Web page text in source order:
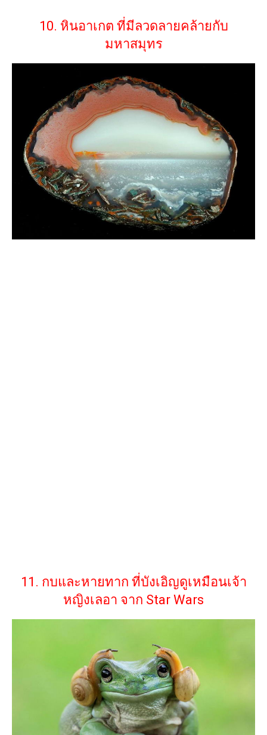
10. หินอาเกต ที่มีลวดลายคล้ายกับ
มหาสมุทร
11. กบและหายทาก ที่บังเอิญดูเหมือนเจ้า
หญิงเลอา จาก Star Wars